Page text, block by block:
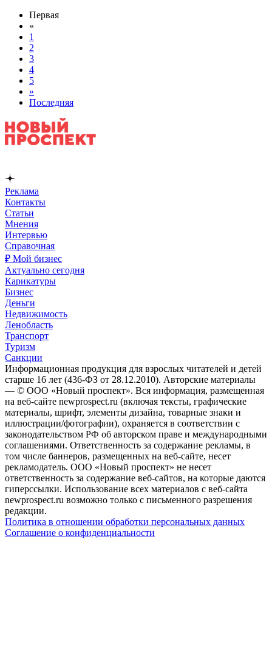
Первая
«
1
2
3
4
5
»
Последняя
Реклама
Контакты
Статьи
Мнения
Интервью
Справочная
₽ Мой бизнес
Актуально сегодня
Карикатуры
Бизнес
Деньги
Недвижимость
Ленобласть
Транспорт
Туризм
Санкции
Информационная продукция для взрослых читателей и детей
старше 16 лет (436-ФЗ от 28.12.2010). Авторские материалы
— © ООО «Новый проспект». Вся информация, размещенная
на веб-сайте newprospect.ru (включая тексты, графические
материалы, шрифт, элементы дизайна, товарные знаки и
иллюстрации/фотографии), охраняется в соответствии с
законодательством РФ об авторском праве и международными
соглашениями. Ответственность за содержание рекламы, в
том числе баннеров, размещенных на веб-сайте, несет
рекламодатель. ООО «Новый проспект» не несет
ответственность за содержание веб-сайтов, на которые даются
гиперссылки. Использование всех материалов с веб-сайта
newprospect.ru возможно только с письменного разрешения
редакции.
Политика в отношении обработки персональных данных
Соглашение о конфиденциальности